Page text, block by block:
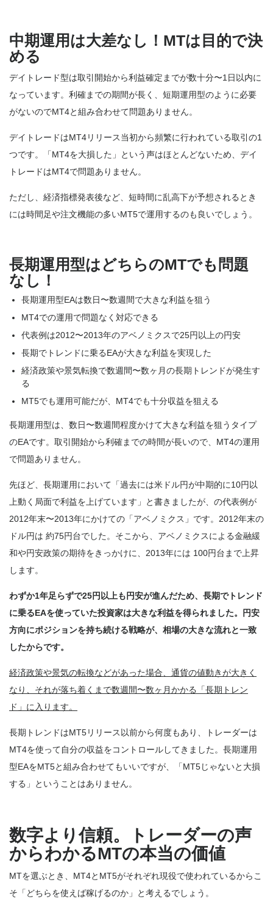
中期運用は大差なし！MTは目的で決
める
デイトレード型は取引開始から利益確定までが数十分〜1日以内に
なっています。利確までの期間が長く、短期運用型のように必要
がないのでMT4と組み合わせて問題ありません。
デイトレードはMT4リリース当初から頻繁に行われている取引の1
つです。「MT4を大損した」という声はほとんどないため、デイ
トレードはMT4で問題ありません。
ただし、経済指標発表後など、短時間に乱高下が予想されるとき
には時間足や注文機能の多いMT5で運用するのも良いでしょう。
長期運用型はどちらのMTでも問題
なし！
長期運用型EAは数日〜数週間で大きな利益を狙う
MT4での運用で問題なく対応できる
代表例は2012〜2013年のアベノミクスで25円以上の円安
長期でトレンドに乗るEAが大きな利益を実現した
経済政策や景気転換で数週間〜数ヶ月の長期トレンドが発生す
る
MT5でも運用可能だが、MT4でも十分収益を狙える
長期運用型は、数日〜数週間程度かけて大きな利益を狙うタイプ
のEAです。取引開始から利確までの時間が長いので、MT4の運用
で問題ありません。
先ほど、長期運用において「過去には米ドル円が中期的に10円以
上動く局面で利益を上げています」と書きましたが、の代表例が
2012年末〜2013年にかけての「アベノミクス」です。2012年末の
ドル円は 約75円台でした。そこから、アベノミクスによる金融緩
和や円安政策の期待をきっかけに、2013年には 100円台まで上昇
します。
わずか1年足らずで25円以上も円安が進んだため、長期でトレンド
に乗るEAを使っていた投資家は大きな利益を得られました。円安
方向にポジションを持ち続ける戦略が、相場の大きな流れと一致
したからです。
経済政策や景気の転換などがあった場合、通貨の値動きが大きく
なり、それが落ち着くまで数週間〜数ヶ月かかる「長期トレン
ド」に入ります。
長期トレンドはMT5リリース以前から何度もあり、トレーダーは
MT4を使って自分の収益をコントロールしてきました。長期運用
型EAをMT5と組み合わせてもいいですが、「MT5じゃないと大損
する」ということはありません。
数字より信頼。トレーダーの声
からわかるMTの本当の価値
MTを選ぶとき、MT4とMT5がそれぞれ現役で使われているからこ
そ「どちらを使えば稼げるのか」と考えるでしょう。